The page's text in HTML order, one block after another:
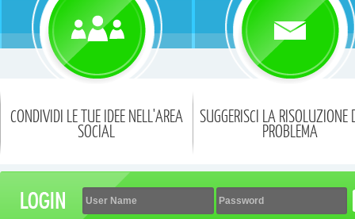
CONDIVIDI LE TUE IDEE NELL'AREA
SOCIAL
SUGGERISCI LA RISOLUZIONE
PROBLEMA